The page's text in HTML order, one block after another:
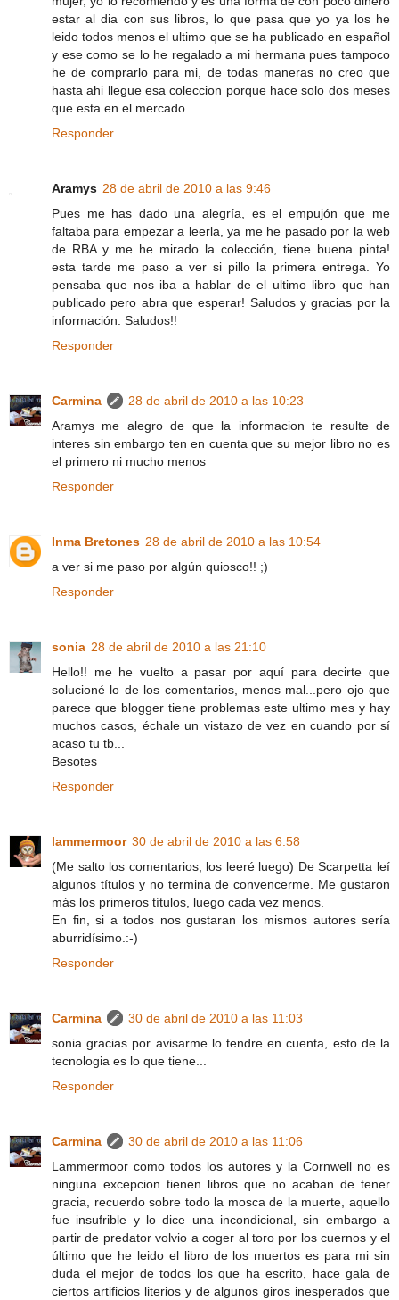
estar al dia con sus libros, lo que pasa que yo ya los he
leido todos menos el ultimo que se ha publicado en español
y ese como se lo he regalado a mi hermana pues tampoco
he de comprarlo para mi, de todas maneras no creo que
hasta ahi llegue esa coleccion porque hace solo dos meses
que esta en el mercado
Responder
Aramys 28 de abril de 2010 a las 9:46
Pues me has dado una alegría, es el empujón que me
faltaba para empezar a leerla, ya me he pasado por la web
de RBA y me he mirado la colección, tiene buena pinta!
esta tarde me paso a ver si pillo la primera entrega. Yo
pensaba que nos iba a hablar de el ultimo libro que han
publicado pero abra que esperar! Saludos y gracias por la
información. Saludos!!
Responder
Carmina
28 de abril de 2010 a las 10:23
Aramys me alegro de que la informacion te resulte de
interes sin embargo ten en cuenta que su mejor libro no es
el primero ni mucho menos
Responder
Inma Bretones 28 de abril de 2010 a las 10:54
a ver si me paso por algún quiosco!! ;)
Responder
sonia 28 de abril de 2010 a las 21:10
Hello!! me he vuelto a pasar por aquí para decirte que
solucioné lo de los comentarios, menos mal...pero ojo que
parece que blogger tiene problemas este ultimo mes y hay
muchos casos, échale un vistazo de vez en cuando por sí
acaso tu tb...
Besotes
Responder
lammermoor 30 de abril de 2010 a las 6:58
(Me salto los comentarios, los leeré luego) De Scarpetta leí
algunos títulos y no termina de convencerme. Me gustaron
más los primeros títulos, luego cada vez menos.
En fin, si a todos nos gustaran los mismos autores sería
aburridísimo.:-)
Responder
Carmina
30 de abril de 2010 a las 11:03
sonia gracias por avisarme lo tendre en cuenta, esto de la
tecnologia es lo que tiene...
Responder
Carmina
30 de abril de 2010 a las 11:06
Lammermoor como todos los autores y la Cornwell no es
ninguna excepcion tienen libros que no acaban de tener
gracia, recuerdo sobre todo la mosca de la muerte, aquello
fue insufrible y lo dice una incondicional, sin embargo a
partir de predator volvio a coger al toro por los cuernos y el
último que he leido el libro de los muertos es para mi sin
duda el mejor de todos los que ha escrito, hace gala de
ciertos artificios literios y de algunos giros inesperados que